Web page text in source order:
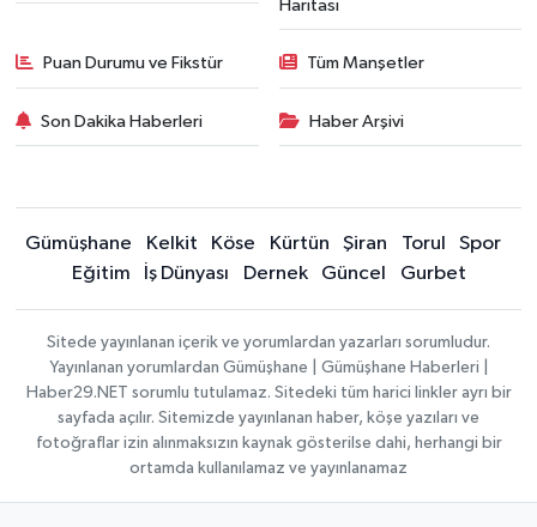
Haritası
Puan Durumu ve Fikstür Tüm Manşetler
Son Dakika Haberleri Haber Arşivi
Gümüşhane Kelkit Köse Kürtün Şiran Torul
Spor
Eğitim
İş Dünyası Dernek Güncel Gurbet
Sitede yayınlanan içerik ve yorumlardan yazarları sorumludur.
Yayınlanan yorumlardan Gümüşhane | Gümüşhane Haberleri |
Haber29.NET sorumlu tutulamaz. Sitedeki tüm harici linkler ayrı bir
sayfada açılır. Sitemizde yayınlanan haber, köşe yazıları ve
fotoğraflar izin alınmaksızın kaynak gösterilse dahi, herhangi bir
ortamda kullanılamaz ve yayınlanamaz